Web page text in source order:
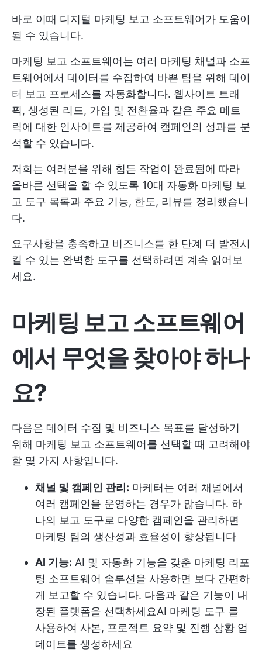
바로 이때 디지털 마케팅 보고 소프트웨어가 도움이
될 수 있습니다.
마케팅 보고 소프트웨어는 여러 마케팅 채널과 소프
트웨어에서 데이터를 수집하여 바쁜 팀을 위해 데이
터 보고 프로세스를 자동화합니다. 웹사이트 트래
픽, 생성된 리드, 가입 및 전환율과 같은 주요 메트
릭에 대한 인사이트를 제공하여 캠페인의 성과를 분
석할 수 있습니다.
저희는 여러분을 위해 힘든 작업이 완료됨에 따라
올바른 선택을 할 수 있도록 10대 자동화 마케팅 보
고 도구 목록과 주요 기능, 한도, 리뷰를 정리했습니
다.
요구사항을 충족하고 비즈니스를 한 단계 더 발전시
킬 수 있는 완벽한 도구를 선택하려면 계속 읽어보
세요.
마케팅 보고 소프트웨어
에서 무엇을 찾아야 하나
요?
다음은 데이터 수집 및 비즈니스 목표를 달성하기
위해 마케팅 보고 소프트웨어를 선택할 때 고려해야
할 몇 가지 사항입니다.
채널 및 캠페인 관리: 마케터는 여러 채널에서
여러 캠페인을 운영하는 경우가 많습니다. 하
나의 보고 도구로 다양한 캠페인을 관리하면
마케팅 팀의 생산성과 효율성이 향상됩니다
AI 기능: AI 및 자동화 기능을 갖춘 마케팅 리포
팅 소프트웨어 솔루션을 사용하면 보다 간편하
게 보고할 수 있습니다. 다음과 같은 기능이 내
장된 플랫폼을 선택하세요AI 마케팅 도구 를
사용하여 사본, 프로젝트 요약 및 진행 상황 업
데이트를 생성하세요